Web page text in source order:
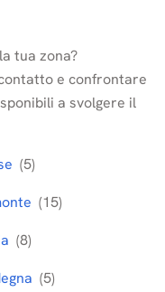
tua zona?
e confrontare
a svolgere il
(5)
(15)
(8)
(5)